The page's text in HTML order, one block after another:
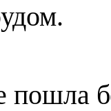
пошла